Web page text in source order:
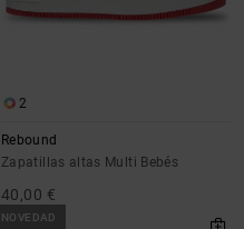
2
Rebound
Zapatillas altas Multi Bebés
40,00 €
NOVEDAD